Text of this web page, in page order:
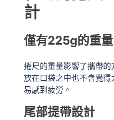
計
僅有225g的重量
捲尺的重量影響了攜帶
放在口袋之中也不會覺
易感到疲勞。
尾部提帶設計